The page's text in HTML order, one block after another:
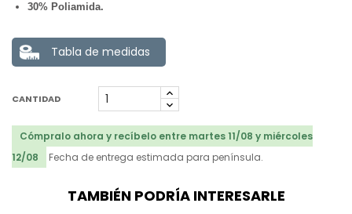
30% Poliamida.
Tabla de medidas
CANTIDAD
Cómpralo ahora y recíbelo entre martes 11/08 y miércoles
12/08
Fecha de entrega estimada para península.
TAMBIÉN PODRÍA INTERESARLE